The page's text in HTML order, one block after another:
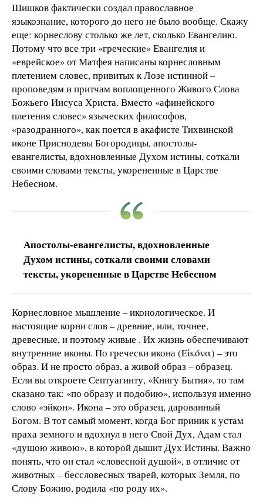
Шишков фактически создал православное
языкознание, которого до него не было вообще. Скажу
еще: корнеслову столько же лет, сколько Евангелию.
Потому что все три «греческие» Евангелия и
«еврейское» от Матфея написаны корнесловным
плетением словес, привитых к Лозе истинной –
проповедям и притчам воплощенного Живого Слова
Божьего Иисуса Христа. Вместо «афинейского
плетения словес» языческих философов,
«разодранного», как поется в акафисте Тихвинской
иконе Приснодевы Богородицы, апостолы-
евангелисты, вдохновленные Духом истины, соткали
своими словами тексты, укорененные в Царстве
Небесном.
Апостолы-евангелисты, вдохновленные
Духом истины, соткали своими словами
тексты, укорененные в Царстве Небесном
Корнесловное мышление – иконологическое. И
настоящие корни слов – древние, или, точнее,
древесные, и поэтому живые . Их жизнь обеспечивают
внутренние иконы. По гречески икона (Εἰκόνα) – это
образ. И не просто образ, а живой образ – образец.
Если вы откроете Септуагинту, «Книгу Бытия», то там
сказано так: «по образу и подобию», используя именно
слово «эйкон». Икона – это образец, дарованный
Богом. В тот самый момент, когда Бог приник к устам
праха земного и вдохнул в него Свой Дух, Адам стал
«душою живою», в которой дышит Дух Истины. Важно
понять, что он стал «словесной душой», в отличие от
животных – бессловесных тварей, которых Земля, по
Слову Божию, родила «по роду их».